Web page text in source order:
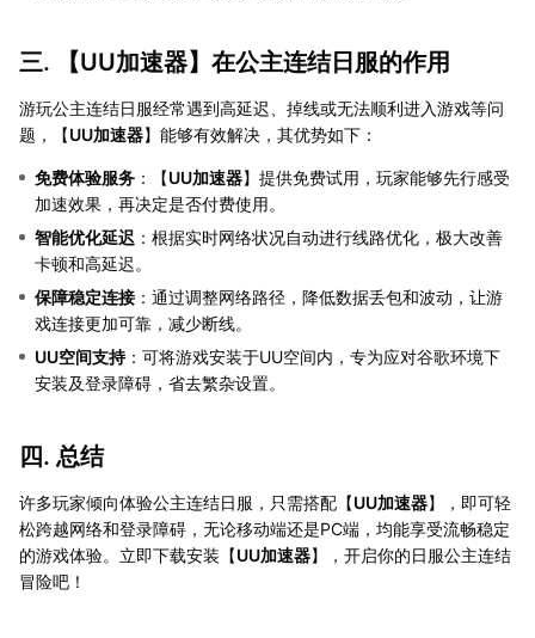
三. 【UU加速器】在公主连结日服的作用
游玩公主连结日服经常遇到高延迟、掉线或无法顺利进入游戏等问
题，【UU加速器】能够有效解决，其优势如下：
免费体验服务 ：【UU加速器】提供免费试用，玩家能够先行感受
加速效果，再决定是否付费使用。
智能优化延迟 ：根据实时网络状况自动进行线路优化，极大改善
卡顿和高延迟。
保障稳定连接 ：通过调整网络路径，降低数据丢包和波动，让游
戏连接更加可靠，减少断线。
UU空间支持：可将游戏安装于UU空间内，专为应对谷歌环境下
安装及登录障碍，省去繁杂设置。
四. 总结
许多玩家倾向体验公主连结日服，只需搭配【UU加速器】，即可轻
松跨越网络和登录障碍，无论移动端还是PC端，均能享受流畅稳定
的游戏体验。立即下载安装【UU加速器】，开启你的日服公主连结
冒险吧！